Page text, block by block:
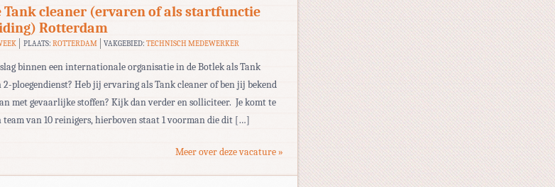
Tank cleaner (ervaren of als startfunctie
Rotterdam
PLAATS: ROTTERDAM VAKGEBIED:TECHNISCH MEDEWERKER
binnen een internationale organisatie in de Botlek als Tank
2-ploegendienst? Heb jij ervaring als Tank cleaner of ben jij bekend
met gevaarlijke stoffen? Kijk dan verder en solliciteer. Je komt te
team van 10 reinigers, hierboven staat 1 voorman die dit […]
Meer over deze vacature »